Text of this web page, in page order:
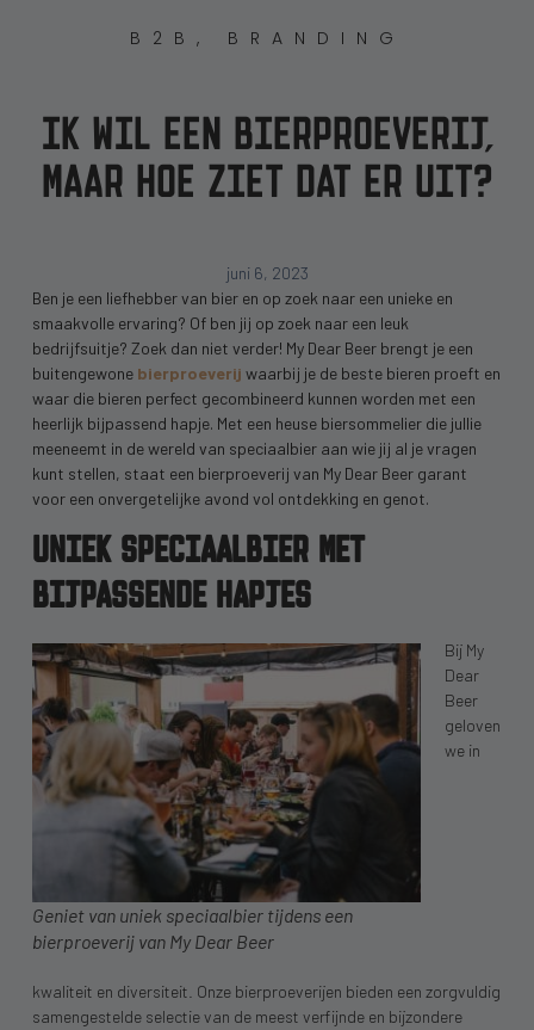
B2B , BRANDING
IK WIL EEN BIERPROEVERIJ,
MAAR HOE ZIET DAT ER UIT?
juni 6, 2023
Ben je een liefhebber van bier en op zoek naar een unieke en
smaakvolle ervaring? Of ben jij op zoek naar een leuk
bedrijfsuitje? Zoek dan niet verder! My Dear Beer brengt je een
buitengewone bierproeverij waarbij je de beste bieren proeft en
waar die bieren perfect gecombineerd kunnen worden met een
heerlijk bijpassend hapje. Met een heuse biersommelier die jullie
meeneemt in de wereld van speciaalbier aan wie jij al je vragen
kunt stellen, staat een bierproeverij van My Dear Beer garant
voor een onvergetelijke avond vol ontdekking en genot.
UNIEK SPECIAALBIER MET
BIJPASSENDE HAPJES
Geniet van uniek speciaalbier tijdens een
bierproeverij van My Dear Beer
Bij My
Dear
Beer
geloven
we in
kwaliteit en diversiteit. Onze bierproeverijen bieden een zorgvuldig
samengestelde selectie van de meest verfijnde en bijzondere